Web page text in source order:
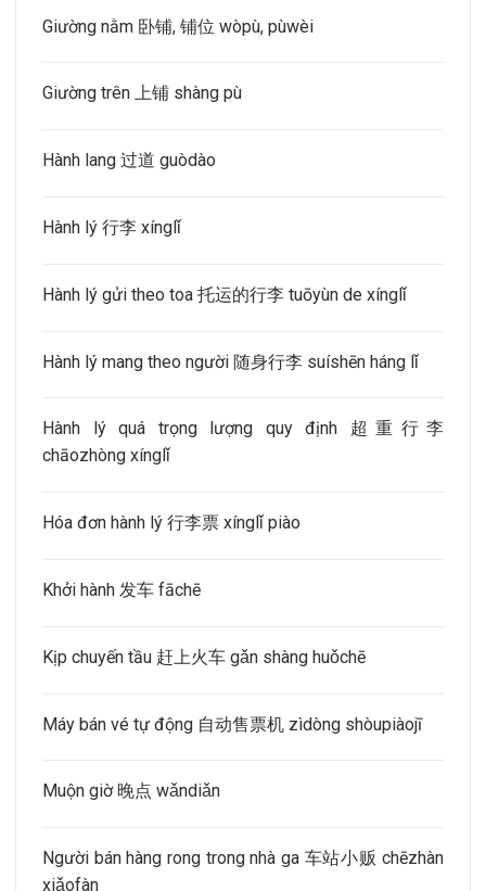
Giường nằm 卧铺, 铺位 wòpù, pùwèi
Giường trên 上铺 shàng pù
Hành lang 过道 guòdào
Hành lý 行李 xínglǐ
Hành lý gửi theo toa 托运的行李 tuōyùn de xínglǐ
Hành lý mang theo người 随身行李 suíshēn háng lǐ
Hành lý quá trọng lượng quy định 超重行李
chāozhòng xínglǐ
Hóa đơn hành lý 行李票 xínglǐ piào
Khởi hành 发车 fāchē
Kịp chuyến tầu 赶上火车 gǎn shàng huǒchē
Máy bán vé tự động 自动售票机 zìdòng shòupiàojī
Muộn giờ 晚点 wǎndiǎn
Người bán hàng rong trong nhà ga 车站小贩 chēzhàn
xiǎofàn